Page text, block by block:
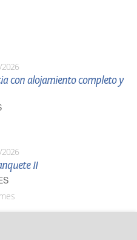
con alojamiento completo y
II